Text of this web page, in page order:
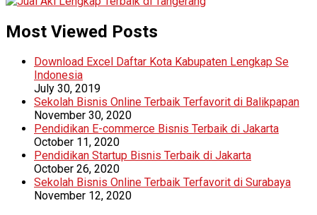
Most Viewed Posts
Download Excel Daftar Kota Kabupaten Lengkap Se
Indonesia
July 30, 2019
Sekolah Bisnis Online Terbaik Terfavorit di Balikpapan
November 30, 2020
Pendidikan E-commerce Bisnis Terbaik di Jakarta
October 11, 2020
Pendidikan Startup Bisnis Terbaik di Jakarta
October 26, 2020
Sekolah Bisnis Online Terbaik Terfavorit di Surabaya
November 12, 2020